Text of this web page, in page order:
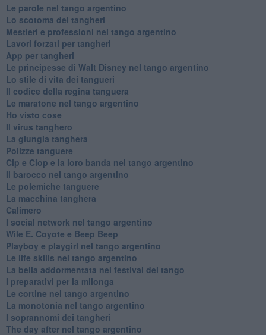
Le parole nel tango argentino
Lo scotoma dei tangheri
Mestieri e professioni nel tango argentino
Lavori forzati per tangheri
App per tangheri
Le principesse di Walt Disney nel tango argentino
Lo stile di vita dei tangueri
Il codice della regina tanguera
Le maratone nel tango argentino
Ho visto cose
Il virus tanghero
La giungla tanghera
Polizze tanguere
Cip e Ciop e la loro banda nel tango argentino
Il barocco nel tango argentino
Le polemiche tanguere
La macchina tanghera
Calimero
​I social network nel tango argentino
Wile E. Coyote e Beep Beep
Playboy e playgirl nel tango argentino
Le life skills nel tango argentino
La bella addormentata nel festival del tango
I preparativi per la milonga
Le cortine nel tango argentino
La monotonia nel tango argentino
I soprannomi dei tangheri
The day after nel tango argentino